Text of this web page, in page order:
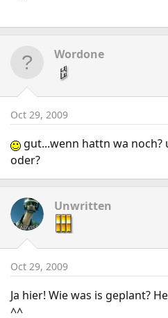
Wordone
Oct 29, 2009
gut...wenn hattn wa
oder?
Unwritten
Oct 29, 2009
Ja hier! Wie was is geplant?
^^